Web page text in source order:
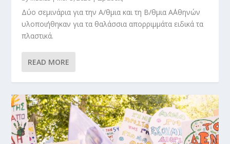
Δύο σεμινάρια για την Α/θμια και τη Β/θμια Α΄Αθηνών
υλοποιήθηκαν για τα θαλάσσια απορριμμάτα ειδικά τα
πλαστικά.
READ MORE